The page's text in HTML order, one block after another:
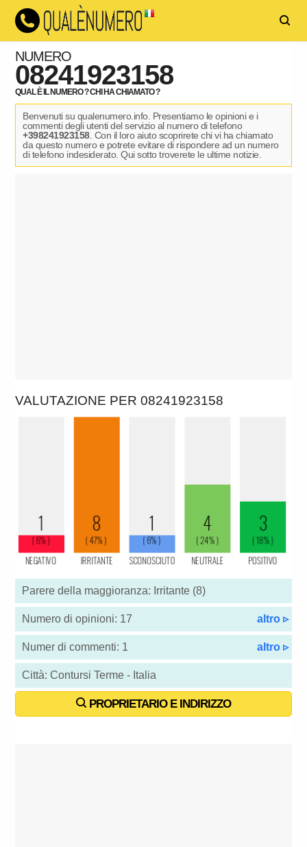
NUMERO
08241923158
QUAL È IL NUMERO ? CHI HA CHIAMATO ?
Benvenuti su qualenumero.info. Presentiamo le opinioni e i
commenti degli utenti del servizio al numero di telefono
+398241923158. Con il loro aiuto scoprirete chi vi ha chiamato
da questo numero e potrete evitare di rispondere ad un numero
di telefono indesiderato. Qui sotto troverete le ultime notizie.
VALUTAZIONE PER 08241923158
Parere della maggioranza: Irritante (8)
Numero di opinioni: 17 altro ▹
Numer di commenti: 1 altro ▹
Città: Contursi Terme - Italia
PROPRIETARIO E INDIRIZZO